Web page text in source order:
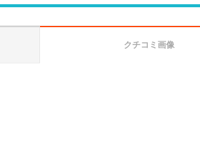
クチコミ画像